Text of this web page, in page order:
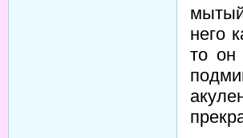
него
то он